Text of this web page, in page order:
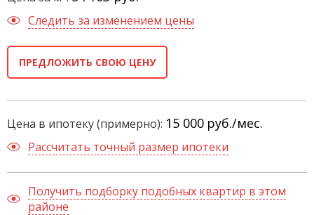
Следить за изменением цены
ПРЕДЛОЖИТЬ СВОЮ ЦЕНУ
Цена в ипотеку (примерно): 15 000 руб./мес.
Рассчитать точный размер ипотеки
Получить подборку подобных квартир в этом
районе